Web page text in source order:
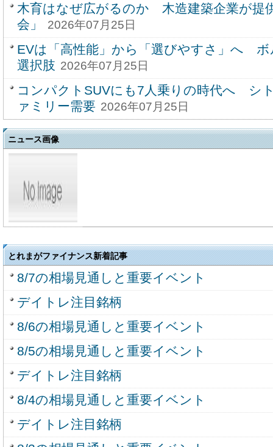
木育はなぜ広がるのか 木造建築企業が提
会」
2026年07月25日
EVは「高性能」から「選びやすさ」へ
選択肢 2026年07月25日
コンパクトSUVにも7人乗りの時代へ シ
ァミリー需要 2026年07月25日
ニュース画像
とれまがファイナンス新着記事
8/7の相場見通しと重要イベント
デイトレ注目銘柄
8/6の相場見通しと重要イベント
8/5の相場見通しと重要イベント
デイトレ注目銘柄
8/4の相場見通しと重要イベント
デイトレ注目銘柄